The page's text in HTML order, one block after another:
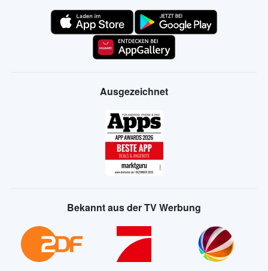
Ausgezeichnet
Bekannt aus der TV Werbung